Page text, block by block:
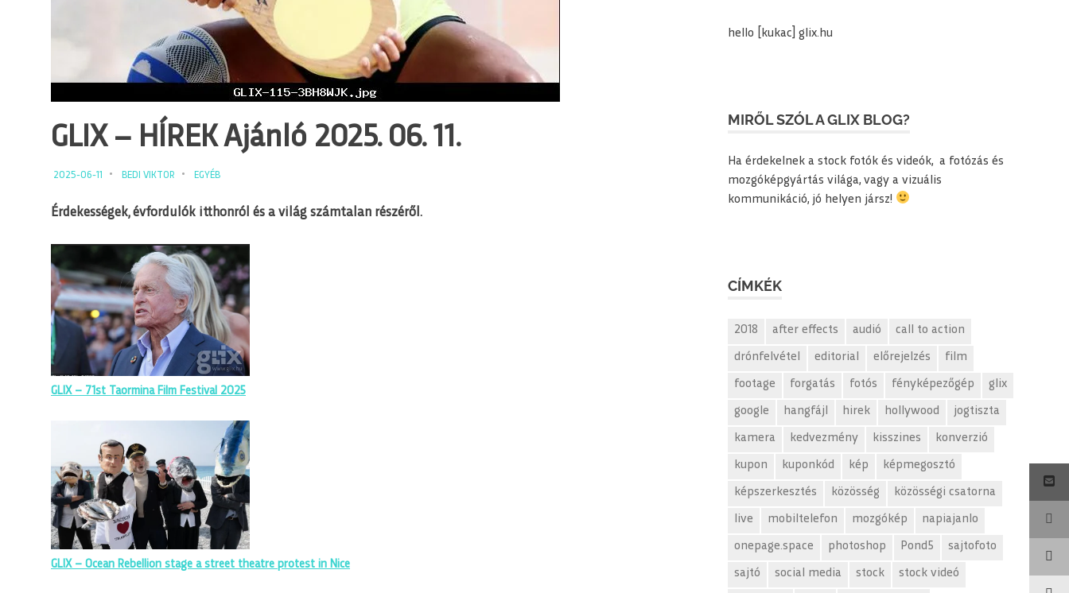
GLIX – HÍREK Ajánló 2025. 06. 11.
2025-06-11 BEDI VIKTOR EGYÉB
Érdekességek, évfordulók itthonról és a világ számtalan részéről.
GLIX – 71st Taormina Film Festival 2025
GLIX – Ocean Rebellion stage a street theatre protest in Nice
hello [kukac] glix.hu
MIRŐL SZÓL A GLIX BLOG?
Ha érdekelnek a stock fotók és videók, a fotózás és
mozgóképgyártás világa, vagy a vizuális
kommunikáció, jó helyen jársz!
CÍMKÉK
2018 after effects audió call to action
drónfelvétel editorial előrejelzés film
footage forgatás fotós fényképezőgép glix
google hangfájl hirek hollywood jogtiszta
kamera kedvezmény kisszines konverzió
kupon kuponkód kép képmegosztó
képszerkesztés közösség közösségi csatorna
live mobiltelefon mozgókép napiajanlo
onepage.space photoshop Pond5 sajtofoto
sajtó social media stock stock videó